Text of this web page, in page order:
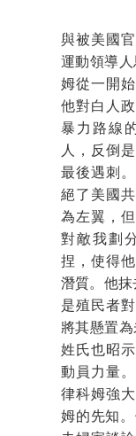
與被美國
運動領導人
姆從一開
他對白人
暴力路線
人，反倒
最後遇刺
絕了美國
為左翼，
對敵我劃
捏，使得
潛質。他
是殖民者
將其懸置
姓氏也昭
動員力量
律科姆強
姆的先知。